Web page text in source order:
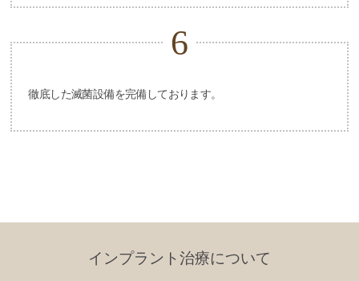
6
徹底した滅菌設備を完備しております。
インプラント治療について